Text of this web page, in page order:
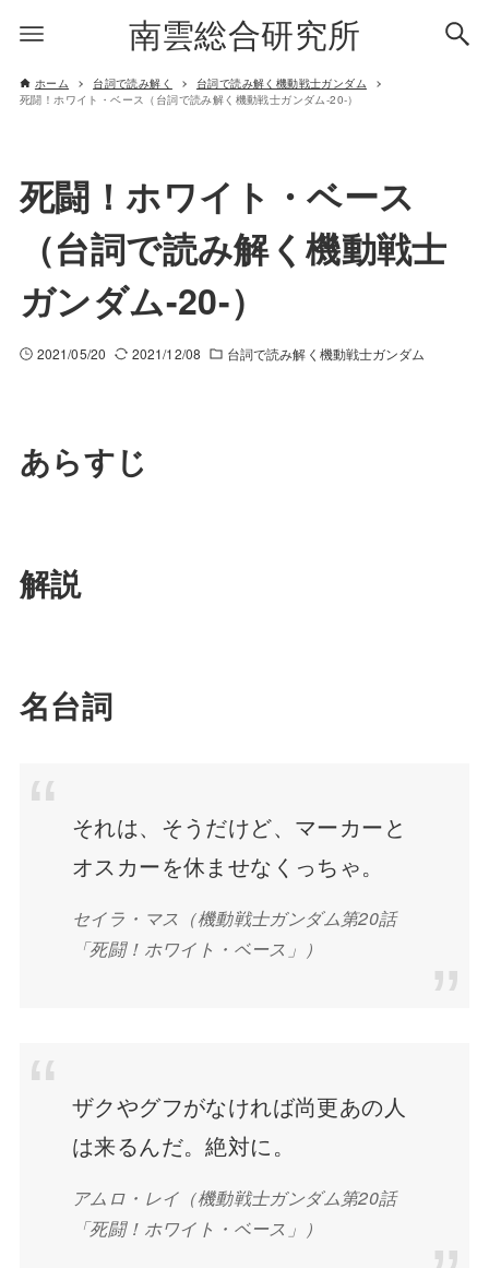
南雲総合研究所
ホーム 台詞で読み解く
台詞で読み解く機動戦士ガンダム
死闘！ホワイト・ベース（台詞で読み解く機動戦士ガンダム-20-）
死闘！ホワイト・ベース
（台詞で読み解く機動戦士
ガンダム-20-）
2021/05/20 2021/12/08 台詞で読み解く機動戦士ガンダム
あらすじ
解説
名台詞
それは、そうだけど、マーカーと
オスカーを休ませなくっちゃ。
セイラ・マス（機動戦士ガンダム第20話
「死闘！ホワイト・ベース」）
ザクやグフがなければ尚更あの人
は来るんだ。絶対に。
アムロ・レイ（機動戦士ガンダム第20話
「死闘！ホワイト・ベース」）